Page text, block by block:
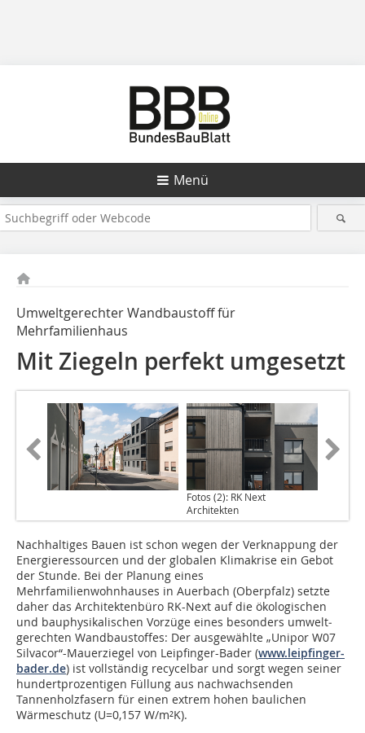
Menü
Umweltgerechter Wandbaustoff für
Mehrfamilienhaus
Mit Ziegeln perfekt umgesetzt
Fotos (2): RK Next
Architekten
Nachhaltiges Bauen ist schon wegen der Verknappung der
Energieressourcen und der globalen Klimakrise ein Gebot
der Stunde. Bei der Planung eines
Mehrfamilienwohnhauses in Auerbach (Oberpfalz) setzte
daher das Architektenbüro RK-Next auf die ökologischen
und bauphysikalischen Vorzüge eines besonders umwelt­
gerechten Wandbaustoffes: Der ausgewählte „Unipor W07
Silvacor“-Mauerziegel von Leipfinger-Bader (www.leipfinger-
bader.de) ist vollständig recycelbar und sorgt wegen seiner
hundertprozentigen Füllung aus nachwachsenden
Tannenholzfasern für einen extrem hohen baulichen
Wärmeschutz (U=0,157 W/m²K).